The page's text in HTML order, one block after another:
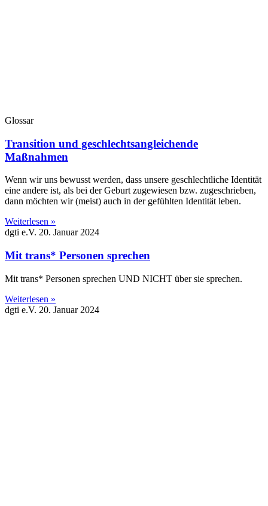
Glossar
Transition und geschlechtsangleichende
Maßnahmen
Wenn wir uns bewusst werden, dass unsere geschlechtliche Identität
eine andere ist, als bei der Geburt zugewiesen bzw. zugeschrieben,
dann möchten wir (meist) auch in der gefühlten Identität leben.
Weiterlesen »
dgti e.V. 20. Januar 2024
Mit trans* Personen sprechen
Mit trans* Personen sprechen UND NICHT über sie sprechen.
Weiterlesen »
dgti e.V. 20. Januar 2024